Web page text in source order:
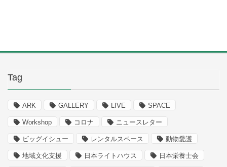
Tag
ARK GALLERY LIVE SPACE
Workshop コロナ ニュースレター
ビッグイシュー レンタルスペース 動物愛護
地域文化支援 日本ライトハウス 日本栄養士会